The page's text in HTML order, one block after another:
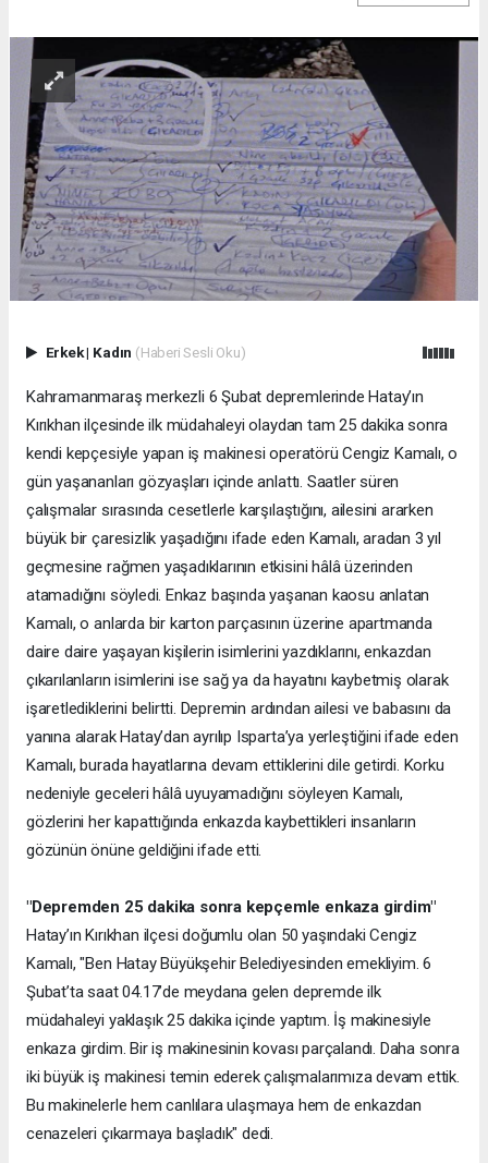
Erkek| Kadın (Haberi Sesli Oku)
Kahramanmaraş merkezli 6 Şubat depremlerinde Hatay’ın
Kırıkhan ilçesinde ilk müdahaleyi olaydan tam 25 dakika sonra
kendi kepçesiyle yapan iş makinesi operatörü Cengiz Kamalı, o
gün yaşananları gözyaşları içinde anlattı. Saatler süren
çalışmalar sırasında cesetlerle karşılaştığını, ailesini ararken
büyük bir çaresizlik yaşadığını ifade eden Kamalı, aradan 3 yıl
geçmesine rağmen yaşadıklarının etkisini hâlâ üzerinden
atamadığını söyledi. Enkaz başında yaşanan kaosu anlatan
Kamalı, o anlarda bir karton parçasının üzerine apartmanda
daire daire yaşayan kişilerin isimlerini yazdıklarını, enkazdan
çıkarılanların isimlerini ise sağ ya da hayatını kaybetmiş olarak
işaretlediklerini belirtti. Depremin ardından ailesi ve babasını da
yanına alarak Hatay’dan ayrılıp Isparta’ya yerleştiğini ifade eden
Kamalı, burada hayatlarına devam ettiklerini dile getirdi. Korku
nedeniyle geceleri hâlâ uyuyamadığını söyleyen Kamalı,
gözlerini her kapattığında enkazda kaybettikleri insanların
gözünün önüne geldiğini ifade etti.
"Depremden 25 dakika sonra kepçemle enkaza girdim"
Hatay’ın Kırıkhan ilçesi doğumlu olan 50 yaşındaki Cengiz
Kamalı, "Ben Hatay Büyükşehir Belediyesinden emekliyim. 6
Şubat’ta saat 04.17’de meydana gelen depremde ilk
müdahaleyi yaklaşık 25 dakika içinde yaptım. İş makinesiyle
enkaza girdim. Bir iş makinesinin kovası parçalandı. Daha sonra
iki büyük iş makinesi temin ederek çalışmalarımıza devam ettik.
Bu makinelerle hem canlılara ulaşmaya hem de enkazdan
cenazeleri çıkarmaya başladık" dedi.